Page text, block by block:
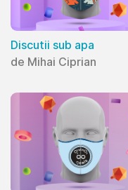
Discutii sub apa
de Mihai Ciprian